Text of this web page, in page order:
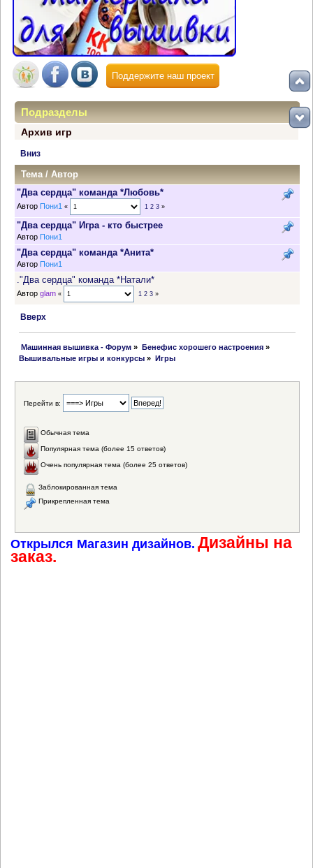
Поддержите наш проект
Подразделы
Архив игр
Вниз
Тема /Автор
"Два сердца" команда *Любовь*
Автор Пони1 « 1 2 3»
"Два сердца" Игра - кто быстрее
Автор Пони1
"Два сердца" команда *Анита*
Автор Пони1
."Два сердца" команда *Натали*
Автор glam « 1 2 3»
Вверх
Машинная вышивка - Форум » Бенефис хорошего настроения»
Вышивальные игры и конкурсы » Игры
Перейти в:
Обычная тема
Популярная тема (более 15 ответов)
Очень популярная тема (более 25 ответов)
Заблокированная тема
Прикрепленная тема
Открылся Магазин дизайнов. Дизайны на
заказ.